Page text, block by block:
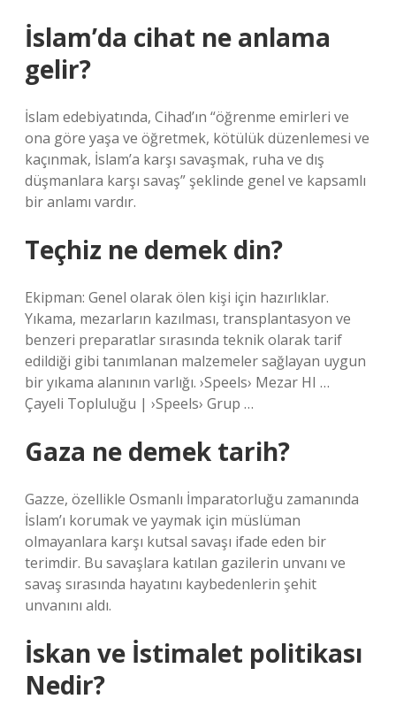
İslam’da cihat ne anlama
gelir?
İslam edebiyatında, Cihad’ın “öğrenme emirleri ve
ona göre yaşa ve öğretmek, kötülük düzenlemesi ve
kaçınmak, İslam’a karşı savaşmak, ruha ve dış
düşmanlara karşı savaş” şeklinde genel ve kapsamlı
bir anlamı vardır.
Teçhiz ne demek din?
Ekipman: Genel olarak ölen kişi için hazırlıklar.
Yıkama, mezarların kazılması, transplantasyon ve
benzeri preparatlar sırasında teknik olarak tarif
edildiği gibi tanımlanan malzemeler sağlayan uygun
bir yıkama alanının varlığı. ›Speels› Mezar HI …
Çayeli Topluluğu | ›Speels› Grup …
Gaza ne demek tarih?
Gazze, özellikle Osmanlı İmparatorluğu zamanında
İslam’ı korumak ve yaymak için müslüman
olmayanlara karşı kutsal savaşı ifade eden bir
terimdir. Bu savaşlara katılan gazilerin unvanı ve
savaş sırasında hayatını kaybedenlerin şehit
unvanını aldı.
İskan ve İstimalet politikası
Nedir?